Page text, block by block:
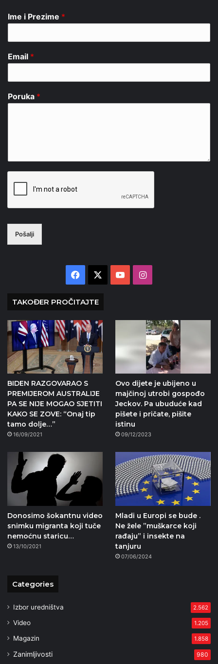
Ime i Prezime *
Email *
Poruka *
Pošalji
Facebook YouTubeInstagram
TAKOĐER PROČITAJTE
BIDEN RAZGOVARAO S
PREMIJEROM AUSTRALIJE
PA SE NIJE MOGAO SJETITI
KAKO SE ZOVE: “Onaj tip
tamo dolje…”
16/09/2021
Ovo dijete je ubijeno u
majčinoj utrobi gospođo
Jeckov. Pa ubuduće kad
pišete i pričate, pišite
istinu
09/12/2023
Donosimo šokantnu video
snimku migranta koji tuče
nemoćnu staricu…
13/10/2021
Mladi u Europi se bude .
Ne žele ”muškarce koji
rađaju” i insekte na
tanjuru
07/06/2024
Categories
Izbor uredništva 2.562
Video 1.205
Magazin 1.858
Zanimljivosti 980